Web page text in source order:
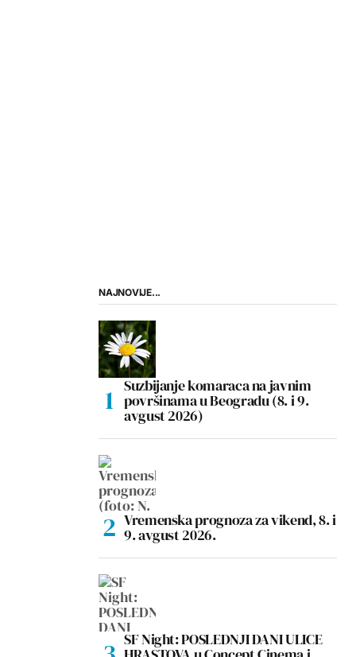
NAJNOVIJE...
Suzbijanje komaraca na javnim
površinama u Beogradu (8. i 9.
avgust 2026)
Vremenska prognoza za vikend, 8. i
9. avgust 2026.
SF Night: POSLEDNJI DANI ULICE